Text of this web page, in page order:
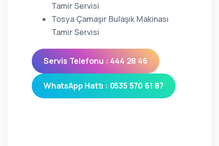
Tamir Servisi
Tosya Çamaşır Bulaşık Makinası
Tamir Servisi
Servis Telefonu : 444 28 46
WhatsApp Hattı : 0535 570 61 87